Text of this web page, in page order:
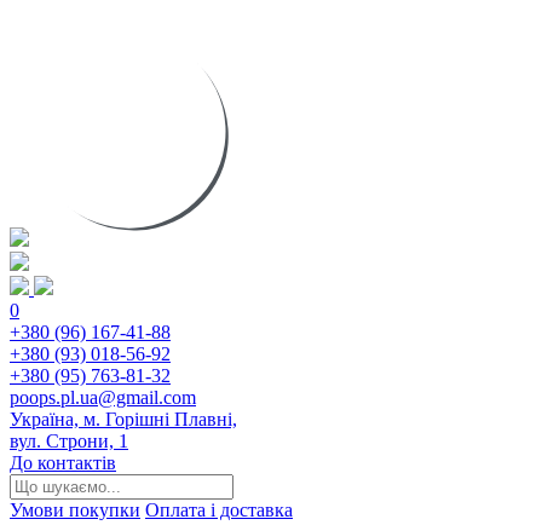
0
+380 (96) 167-41-88
+380 (93) 018-56-92
+380 (95) 763-81-32
poops.pl.ua@gmail.com
Україна, м. Горішні Плавні,
вул. Строни, 1
До контактів
Умови покупки Оплата і доставка